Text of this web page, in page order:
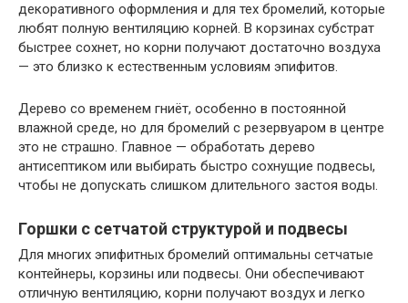
декоративного оформления и для тех бромелий, которые
любят полную вентиляцию корней. В корзинах субстрат
быстрее сохнет, но корни получают достаточно воздуха
— это близко к естественным условиям эпифитов.
Дерево со временем гниёт, особенно в постоянной
влажной среде, но для бромелий с резервуаром в центре
это не страшно. Главное — обработать дерево
антисептиком или выбирать быстро сохнущие подвесы,
чтобы не допускать слишком длительного застоя воды.
Горшки с сетчатой структурой и подвесы
Для многих эпифитных бромелий оптимальны сетчатые
контейнеры, корзины или подвесы. Они обеспечивают
отличную вентиляцию, корни получают воздух и легко